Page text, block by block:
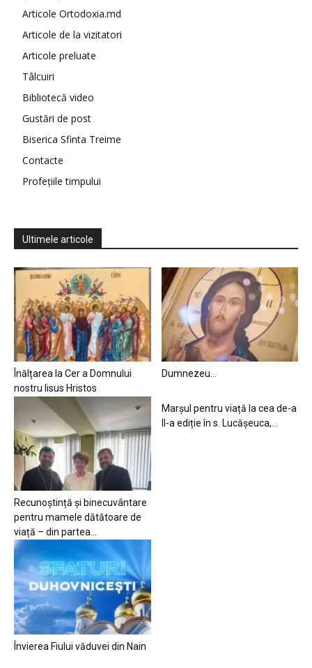
Articole Ortodoxia.md
Articole de la vizitatori
Articole preluate
Tâlcuiri
Bibliotecă video
Gustări de post
Biserica Sfinta Treime
Contacte
Profețiile timpului
Ultimele articole
Înălțarea la Cer a Domnului
nostru Iisus Hristos
Dumnezeu…
Recunoștință și binecuvântare
pentru mamele dătătoare de
viață – din partea...
Marșul pentru viață la cea de-a
II-a ediție în s. Lucășeuca,...
Învierea Fiului văduvei din Nain